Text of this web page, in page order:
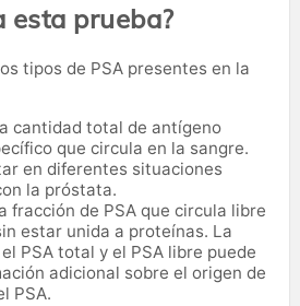
esta prueba?
tipos de PSA presentes en la
cantidad total de antígeno
que circula en la sangre.
en diferentes situaciones
la próstata.
fracción de PSA que circula libre
estar unida a proteínas. La
PSA total y el PSA libre puede
adicional sobre el origen de
PSA.